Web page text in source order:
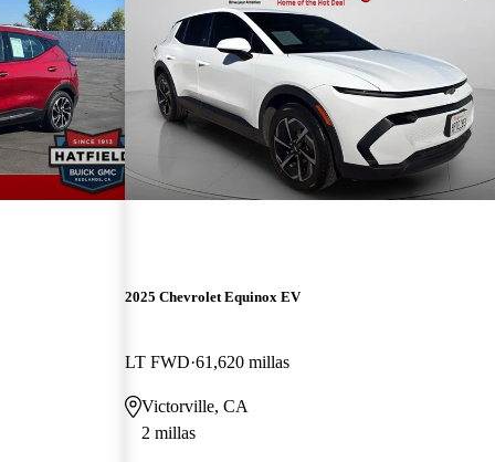
2025 Chevrolet Equinox EV
LT FWD 61,620 millas
Victorville, CA
2 millas